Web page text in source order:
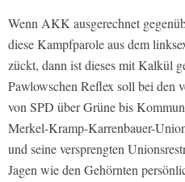
Wenn AKK ausgerechnet
diese Kampfparole aus dem
zückt, dann ist dieses mit Kalkül
Pawlowschen Reflex soll bei den
von SPD über Grüne bis
Merkel-Kramp-Karrenbauer-
und seine versprengten
Jagen wie den Gehörnten